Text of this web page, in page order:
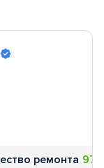
ремонта